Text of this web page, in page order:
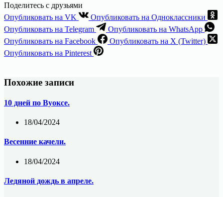
Поделитесь с друзьями
Опубликовать на VK
Опубликовать на Одноклассники
Опубликовать на Telegram
Опубликовать на WhatsApp
Опубликовать на Facebook
Опубликовать на X (Twitter)
Опубликовать на Pinterest
Похожие записи
10 дней по Вуоксе.
18/04/2024
Весенние качели.
18/04/2024
Ледяной дождь в апреле.